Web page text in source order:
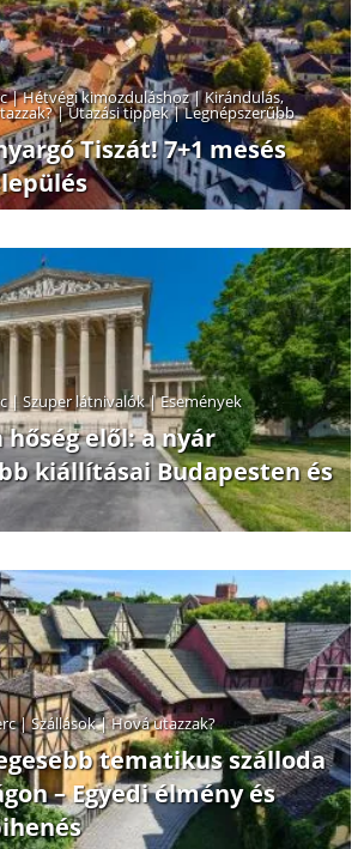
|Hétvégi kimozduláshoz|Kirándulás,
|Utazási tippek|Legnépszerűbb
Tiszát! 7+1 mesés
|Szuper látnivalók|Események
elől: a nyár
kiállításai Budapesten és
|Szállások|Hová utazzak?
tematikus szálloda
– Egyedi élmény és